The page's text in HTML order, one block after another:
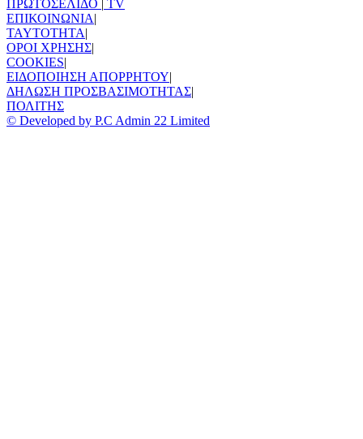
ΠΡΩΤΟΣΕΛΙΔΟ | TV
ΕΠΙΚΟΙΝΩΝΙΑ|
TAYTOTHTA|
ΟΡΟΙ ΧΡΗΣΗΣ|
COOKIES|
ΕΙΔΟΠΟΙΗΣΗ ΑΠΟΡΡΗΤΟΥ|
ΔΗΛΩΣΗ ΠΡΟΣΒΑΣΙΜΟΤΗΤΑΣ|
ΠΟΛΙΤΗΣ
© Developed by P.C Admin 22 Limited